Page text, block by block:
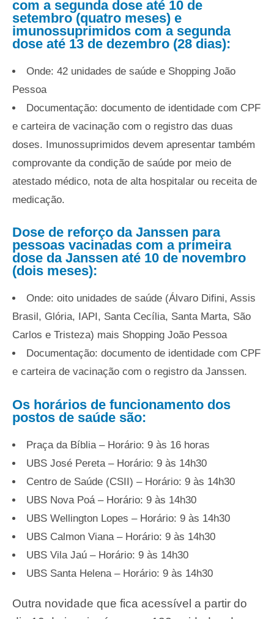
com a segunda dose até 10 de
setembro (quatro meses) e
imunossuprimidos com a segunda
dose até 13 de dezembro (28 dias):
Onde: 42 unidades de saúde e Shopping João
Pessoa
Documentação: documento de identidade com CPF
e carteira de vacinação com o registro das duas
doses. Imunossuprimidos devem apresentar também
comprovante da condição de saúde por meio de
atestado médico, nota de alta hospitalar ou receita de
medicação.
Dose de reforço da Janssen para
pessoas vacinadas com a primeira
dose da Janssen até 10 de novembro
(dois meses):
Onde: oito unidades de saúde (Álvaro Difini, Assis
Brasil, Glória, IAPI, Santa Cecília, Santa Marta, São
Carlos e Tristeza) mais Shopping João Pessoa
Documentação: documento de identidade com CPF
e carteira de vacinação com o registro da Janssen.
Os horários de funcionamento dos
postos de saúde são:
Praça da Bíblia – Horário: 9 às 16 horas
UBS José Pereta – Horário: 9 às 14h30
Centro de Saúde (CSII) – Horário: 9 às 14h30
UBS Nova Poá – Horário: 9 às 14h30
UBS Wellington Lopes – Horário: 9 às 14h30
UBS Calmon Viana – Horário: 9 às 14h30
UBS Vila Jaú – Horário: 9 às 14h30
UBS Santa Helena – Horário: 9 às 14h30
Outra novidade que fica acessível a partir do